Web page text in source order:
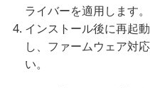
ライバーを適用します。
インストール後に再起
し、ファームウェア対
い。